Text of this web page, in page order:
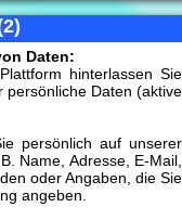
Daten:
hinterlassen Sie
persönliche Daten (aktive
persönlich auf unserer
Name, Adresse, E-Mail,
oder Angaben, die Sie
angeben.